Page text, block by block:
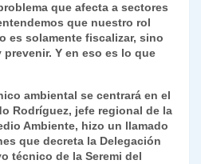
que afecta a sectores
que nuestro rol
es solamente fiscalizar, sino
Y en eso es lo que
ambiental se centrará en el
Rodríguez, jefe regional de la
Ambiente, hizo un llamado
que decreta la Delegación
técnico de la Seremi del